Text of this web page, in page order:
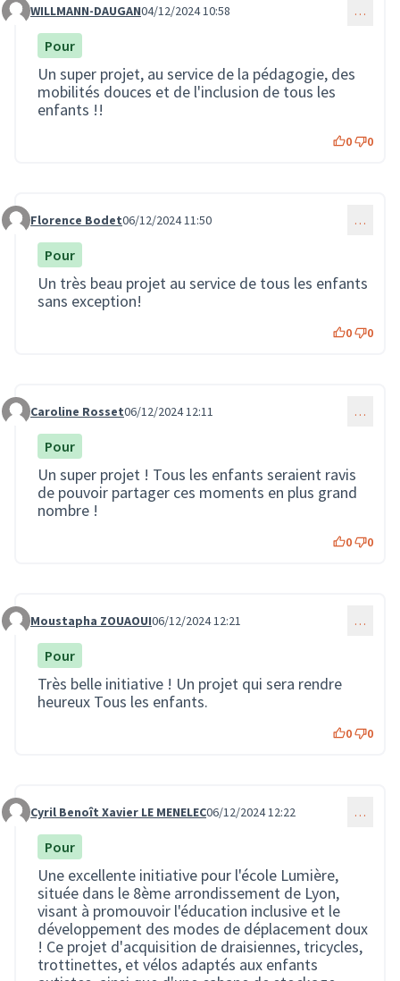
Commentaire 3074
WILLMANN-DAUGAN04/12/2024 10:58 …
Pour
Un super projet, au service de la pédagogie, des
mobilités douces et de l'inclusion de tous les
enfants !!
0 0
Commentaire 3091
Florence Bodet06/12/2024 11:50 …
Pour
Un très beau projet au service de tous les enfants
sans exception!
0 0
Commentaire 3092
Caroline Rosset06/12/2024 12:11 …
Pour
Un super projet ! Tous les enfants seraient ravis
de pouvoir partager ces moments en plus grand
nombre !
0 0
Commentaire 3093
Moustapha ZOUAOUI06/12/2024 12:21 …
Pour
Très belle initiative ! Un projet qui sera rendre
heureux Tous les enfants.
0 0
Commentaire 3094
Cyril Benoît Xavier LE MENELEC06/12/2024 12:22 …
Pour
Une excellente initiative pour l'école Lumière,
située dans le 8ème arrondissement de Lyon,
visant à promouvoir l'éducation inclusive et le
développement des modes de déplacement doux
! Ce projet d'acquisition de draisiennes, tricycles,
trottinettes, et vélos adaptés aux enfants